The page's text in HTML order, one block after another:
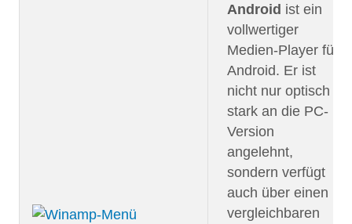
Android ist ein
vollwertiger
Medien-Player für
Android. Er ist
nicht nur optisch
stark an die PC-
Version
angelehnt,
sondern verfügt
auch über einen
vergleichbaren